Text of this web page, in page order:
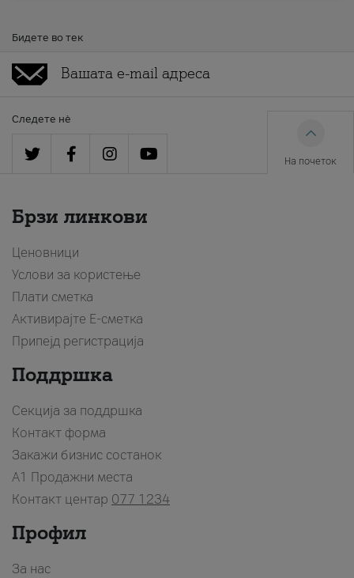
Бидете во тек
Следете нè
На почеток
Брзи линкови
Ценовници
Услови за користење
Плати сметка
Активирајте Е-сметка
Припејд регистрација
Поддршка
Секција за поддршка
Контакт форма
Закажи бизнис состанок
A1 Продажни места
Контакт центар 077 1234
Профил
За нас